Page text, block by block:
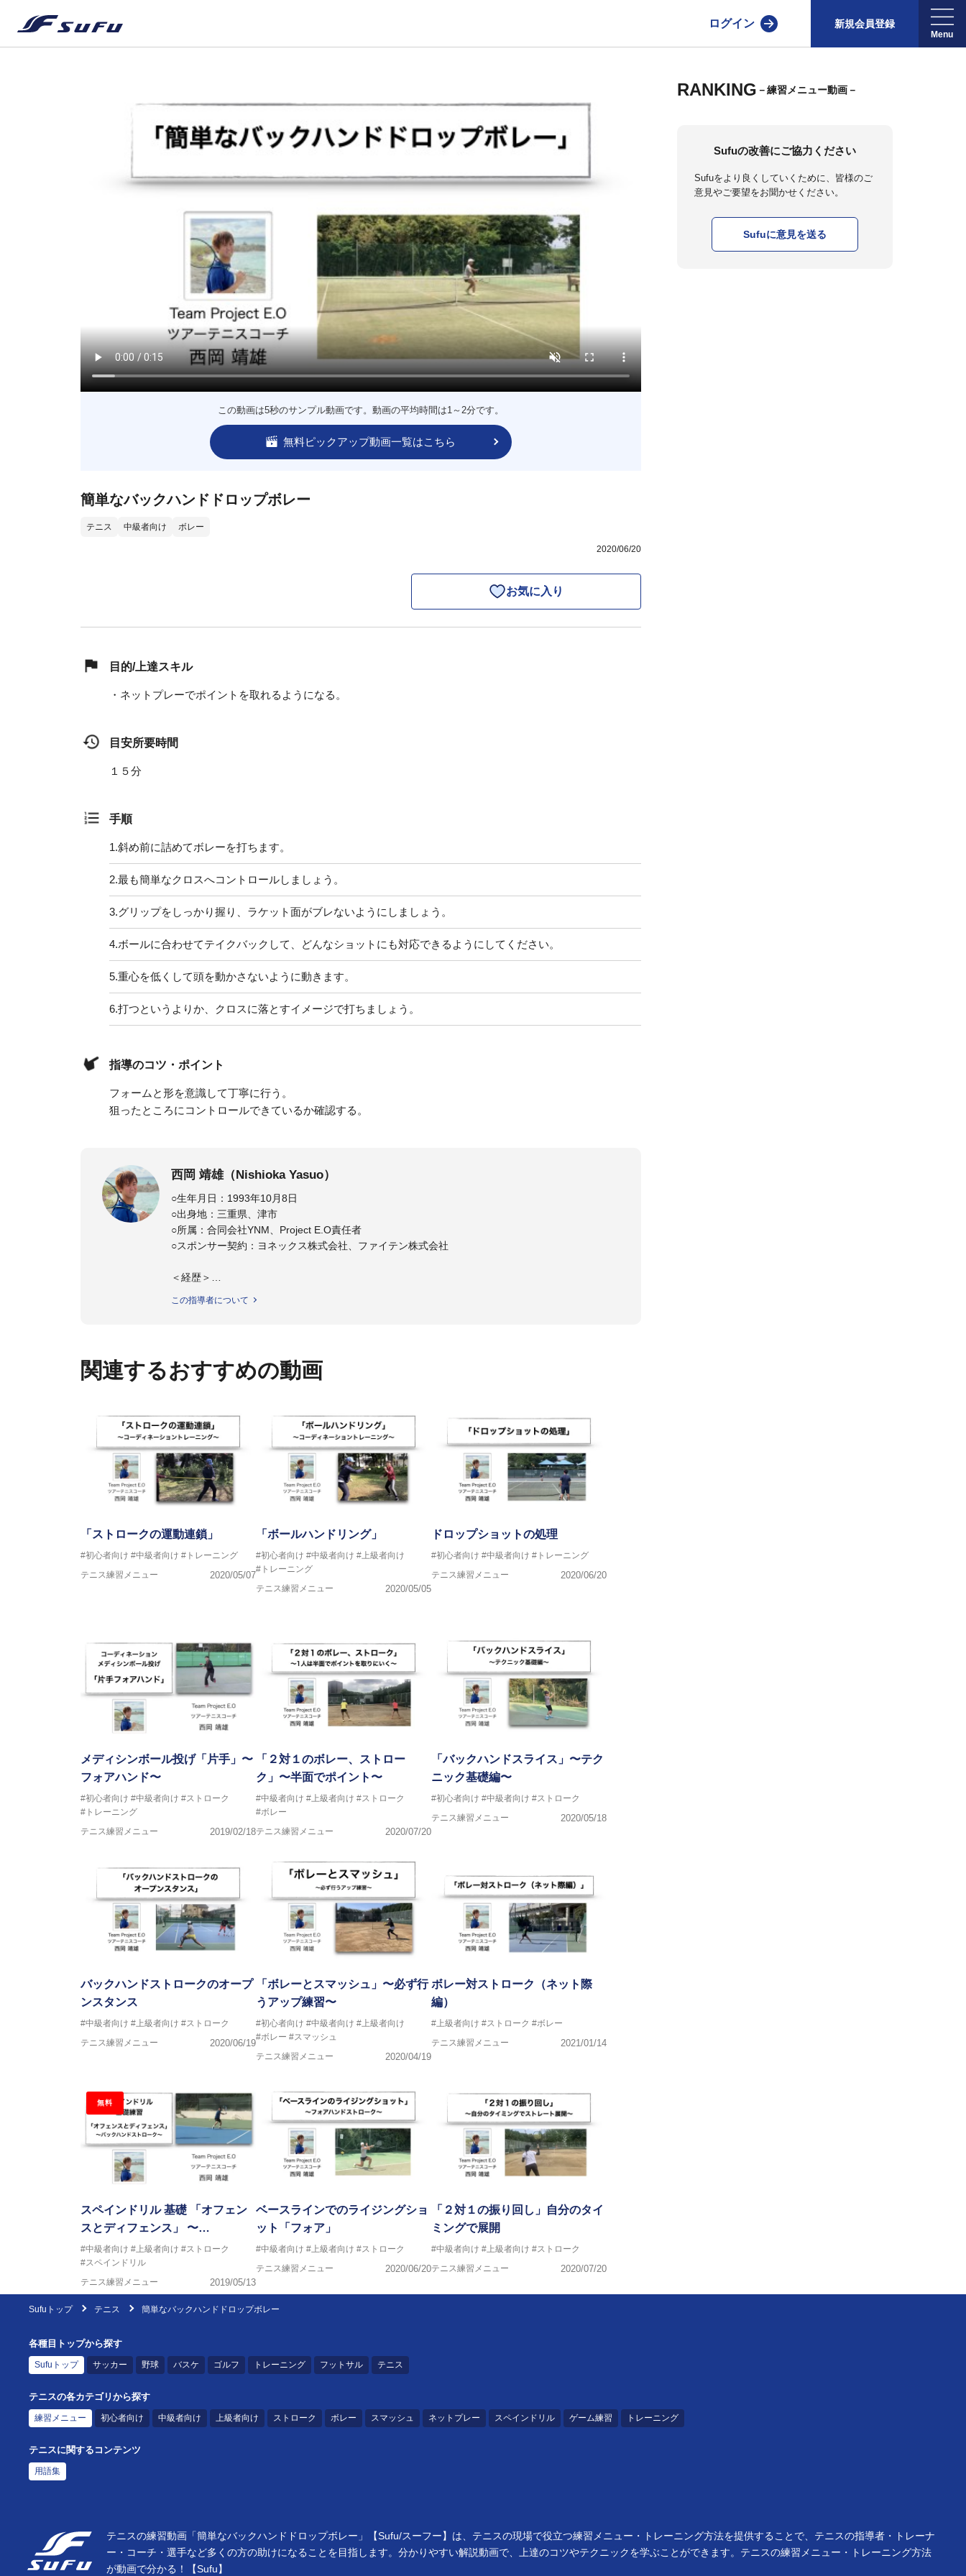
ログイン 新規会員登録
この動画は5秒のサンプル動画です。動画の平均時間は1～2分です。
無料ピックアップ動画一覧はこちら
簡単なバックハンドドロップボレー
テニス 中級者向け ボレー
2020/06/20
お気に入り
目的/上達スキル
・ネットプレーでポイントを取れるようになる。
目安所要時間
１５分
手順
1.斜め前に詰めてボレーを打ちます。
2.最も簡単なクロスへコントロールしましょう。
3.グリップをしっかり握り、ラケット面がブレないようにしましょう。
4.ボールに合わせてテイクバックして、どんなショットにも対応できるようにしてください。
5.重心を低くして頭を動かさないように動きます。
6.打つというよりか、クロスに落とすイメージで打ちましょう。
指導のコツ・ポイント
フォームと形を意識して丁寧に行う。
狙ったところにコントロールできているか確認する。
西岡 靖雄（Nishioka Yasuo）
○生年月日：1993年10月8日
○出身地：三重県、津市
○所属：合同会社YNM、Project E.O責任者
○スポンサー契約：ヨネックス株式会社、ファイテン株式会社
＜経歴＞
める。また、元WTAランキング2位でグランドスラム優勝者、Svetlana Kuznetsovaのコーチを務め
現在は東京を拠点にツアーコーチ、及び、選手のマネージメントをメインとしたチーム「Project E.
O」を立ち上げ、選手と共にプロツアーを転戦している。
この指導者について
関連するおすすめの動画
「ストロークの運動連鎖」
#初心者向け #中級者向け #トレーニング
テニス練習メニュー
2020/05/07
「ボールハンドリング」
#初心者向け #中級者向け #上級者向け
#トレーニング
テニス練習メニュー
2020/05/05
ドロップショットの処理
#初心者向け #中級者向け #トレーニング
テニス練習メニュー
2020/06/20
メディシンボール投げ「片手」〜
フォアハンド〜
#初心者向け #中級者向け #ストローク
#トレーニング
テニス練習メニュー
2019/02/18
「２対１のボレー、ストロー
ク」〜半面でポイント〜
#中級者向け #上級者向け #ストローク
#ボレー
テニス練習メニュー
2020/07/20
「バックハンドスライス」〜テク
ニック基礎編〜
#初心者向け #中級者向け #ストローク
テニス練習メニュー
2020/05/18
バックハンドストロークのオープ
ンスタンス
#中級者向け #上級者向け #ストローク
テニス練習メニュー
2020/06/19
「ボレーとスマッシュ」〜必ず行
うアップ練習〜
#初心者向け #中級者向け #上級者向け
#ボレー #スマッシュ
テニス練習メニュー
2020/04/19
ボレー対ストローク（ネット際
編）
#上級者向け #ストローク #ボレー
テニス練習メニュー
2021/01/14
無料
スペインドリル 基礎 「オフェン
スとディフェンス」 〜…
#中級者向け #上級者向け #ストローク
#スペインドリル
テニス練習メニュー
2019/05/13
ベースラインでのライジングショ
ット「フォア」
#中級者向け #上級者向け #ストローク
テニス練習メニュー
2020/06/20
「２対１の振り回し」自分のタイ
ミングで展開
#中級者向け #上級者向け #ストローク
テニス練習メニュー
2020/07/20
RANKING －練習メニュー動画－
Sufuの改善にご協力ください
Sufuをより良くしていくために、皆様のご
意見やご要望をお聞かせください。
Sufuに意見を送る
Sufuトップ テニス 簡単なバックハンドドロップボレー
各種目トップから探す
Sufuトップ サッカー 野球 バスケ ゴルフ トレーニング フットサル テニス
テニスの各カテゴリから探す
練習メニュー 初心者向け 中級者向け 上級者向け ストローク ボレー スマッシュ ネットプレー スペインドリル ゲーム練習 トレーニング
テニスに関するコンテンツ
用語集
テニスの練習動画「簡単なバックハンドドロップボレー」【Sufu/スーフー】は、テニスの現場で役立つ練習メニュー・トレーニング方法を提供することで、テニスの指導者・トレーナ
ー・コーチ・選手など多くの方の助けになることを目指します。分かりやすい解説動画で、上達のコツやテクニックを学ぶことができます。テニスの練習メニュー・トレーニング方法
が動画で分かる！【Sufu】